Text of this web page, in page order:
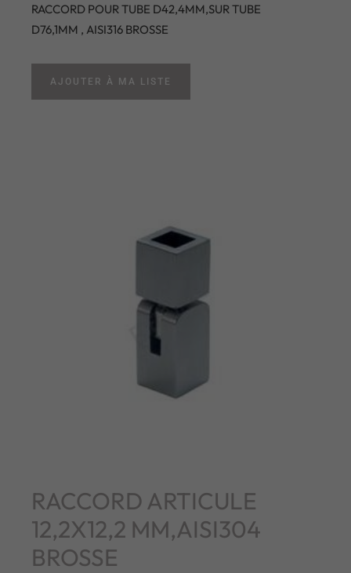
RACCORD POUR TUBE D42,4MM,SUR TUBE
D76,1MM , AISI316 BROSSE
AJOUTER À MA LISTE
RACCORD ARTICULE
12,2X12,2 MM,AISI304
BROSSE